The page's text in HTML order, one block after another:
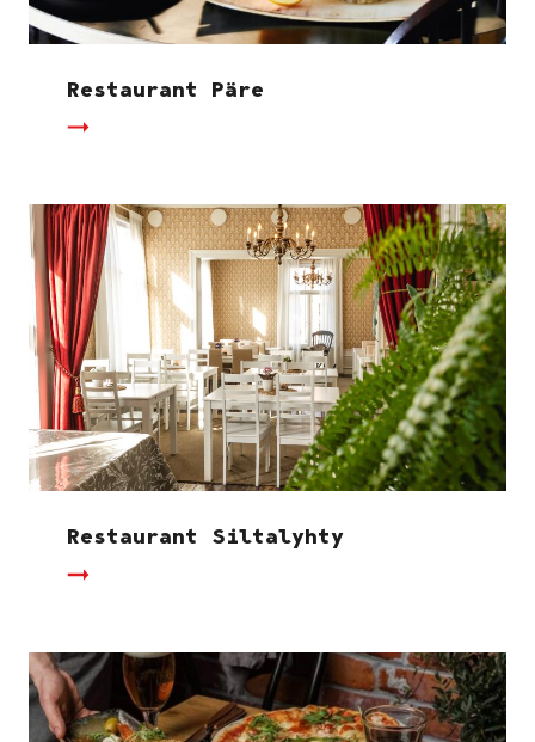
Restaurant Päre
Restaurant Siltalyhty